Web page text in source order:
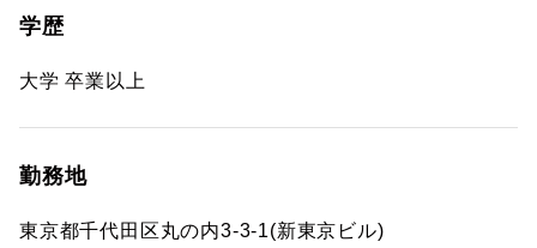
学歴
大学 卒業以上
勤務地
東京都千代田区丸の内3-3-1(新東京ビル)